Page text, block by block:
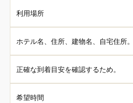
利用場所
ホテル名、住所、建物名、自宅住所。
正確な到着目安を確認するため。
希望時間